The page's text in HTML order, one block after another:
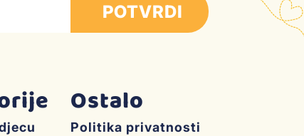
POTVRDI
Ostalo
Politika privatnosti